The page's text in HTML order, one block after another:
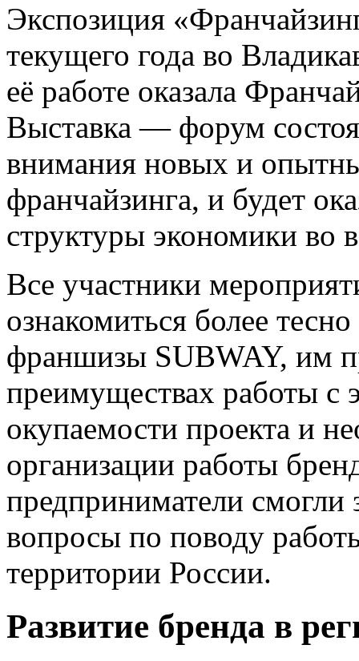
Экспозиция
текущего года во
её работе оказала
Выставка — форум
внимания новых и
франчайзинга, и будет
структуры экономики во
Все участники
ознакомиться более
франшизы SUBWAY, им
преимуществах работы с
окупаемости проекта и
организации работы
предприниматели смогли
вопросы по поводу
территории России.
Развитие бренда в